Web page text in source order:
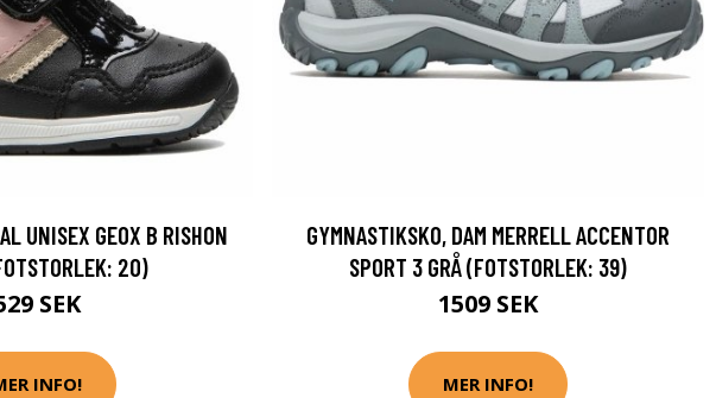
UNISEX GEOX B RISHON
20)
SEK
INFO!
GYMNASTIKSKO, DAM MERRELL ACCENTOR
SPORT 3 GRÅ (FOTSTORLEK: 39)
1509 SEK
MER INFO!